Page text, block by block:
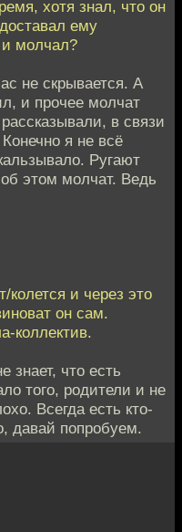
хотя знал, что он
ему
и молчал?
не скрывается. А
и прочее молчат
в связи
я не всё
Ругают
этом молчат. Ведь
колется и через это
он сам.
коллектив.
знает, что есть
того, родители и не
Всегда есть кто-
давай попробуем.